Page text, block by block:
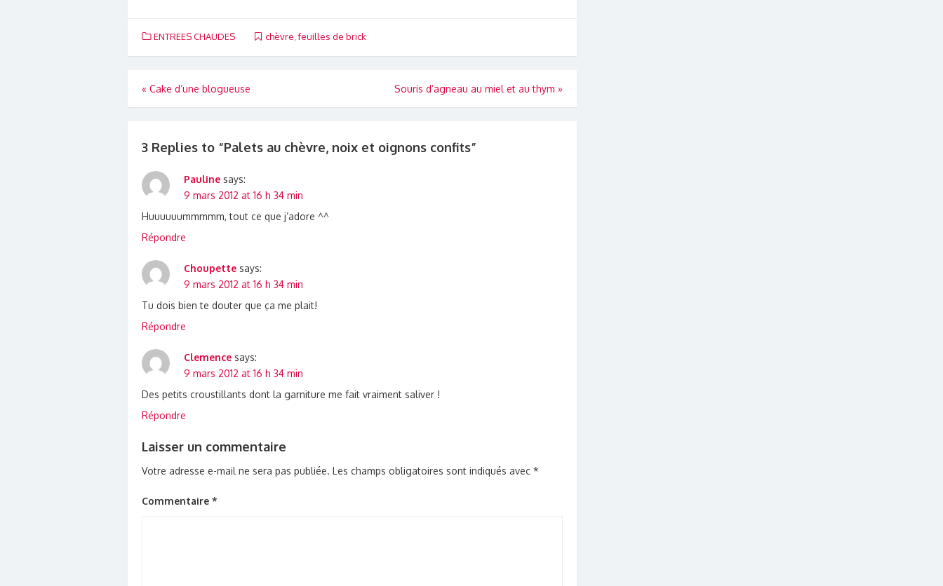
ENTREES CHAUDES chèvre ,feuilles de brick
Navigation
de
« Cake d’une blogueuse Souris d’agneau au miel et au thym »
3 Replies to “Palets au chèvre, noix et oignons confits”
Pauline says:
9 mars 2012 at 16 h 34 min
Huuuuuummmmm, tout ce que j’adore ^^
Répondre
Choupette says:
9 mars 2012 at 16 h 34 min
Tu dois bien te douter que ça me plait!
Répondre
Clemence says:
9 mars 2012 at 16 h 34 min
Des petits croustillants dont la garniture me fait vraiment saliver !
Répondre
Laisser un commentaire
Votre adresse e-mail ne sera pas publiée. Les champs obligatoires sont indiqués avec *
Commentaire *